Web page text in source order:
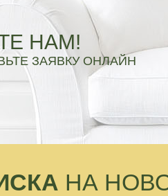
НАМ!
ЗАЯВКУ ОНЛАЙН
НА